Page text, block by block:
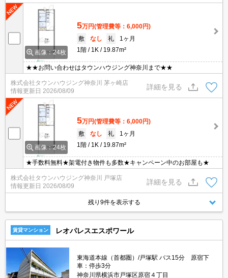
画像：24枚
5万円(管理費等：6,000円)
敷
なし 礼
1ヶ月
1階
1K 19.87m²
★★お問い合わせはタウンハウジング神奈川まで★★
株式会社タウンハウジング神奈川 茅ヶ崎店
情報更新日 2026/08/09
詳細を見る
画像：24枚
5万円(管理費等：6,000円)
敷
なし 礼
1ヶ月
1階
1K 19.87m²
★手数料無料★架電付き物件も多数★キャンペーン中のお部屋も★
株式会社タウンハウジング神奈川 戸塚店
情報更新日 2026/08/09
詳細を見る
残り9件を表示する
賃貸マンション レオパレスエスポワール
東海道本線（首都圏）/戸塚駅 バス15分 原宿下
車：停歩3分
神奈川県横浜市戸塚区原宿４丁目